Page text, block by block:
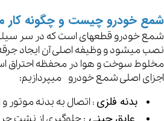
شمع خودرو چیست و چگونه کار
شمع خودرو قطعهای است که در سر
نصب میشود و وظیفه اصلی آن ایجاد جرقه
مخلوط سوخت و هوا در محفظه احتراق
اجزای اصلی شمع خودرو میپردازیم:
بدنه فلزی : اتصال به بدنه موتور و